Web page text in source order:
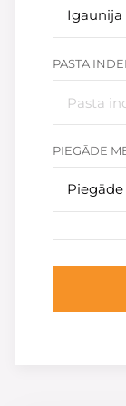
Igaunija
PASTA
PIEGĀDE